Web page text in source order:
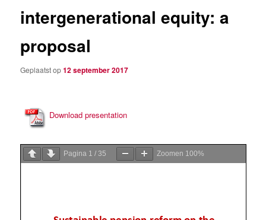
intergenerational equity: a
proposal
Geplaatst op12 september 2017
Download presentation
Pagina 1 /35 Zoomen 100%